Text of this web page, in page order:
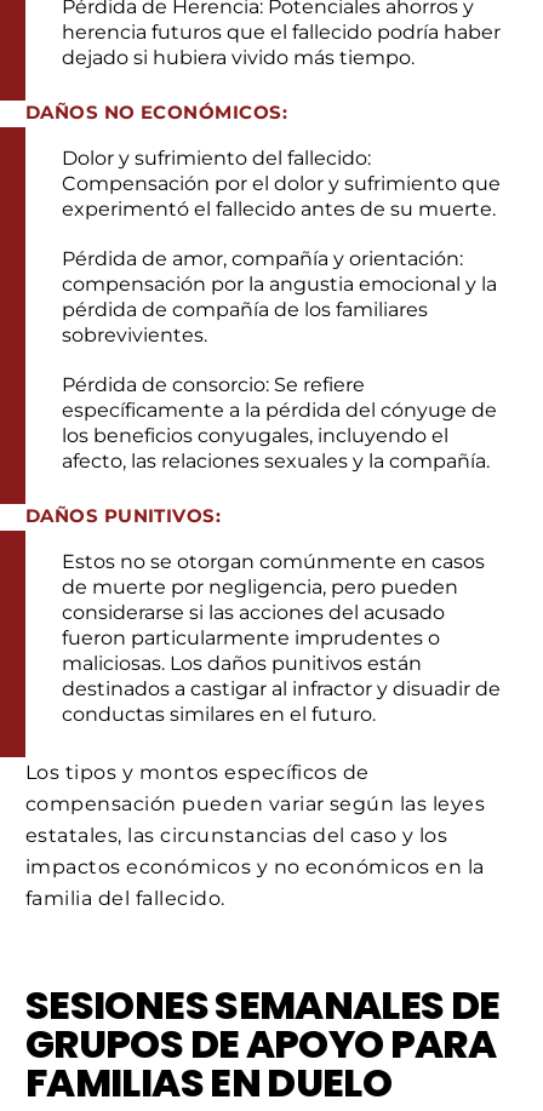
Pérdida de Herencia: Potenciales ahorros y
herencia futuros que el fallecido podría haber
dejado si hubiera vivido más tiempo.
DAÑOS NO ECONÓMICOS:
Dolor y sufrimiento del fallecido:
Compensación por el dolor y sufrimiento que
experimentó el fallecido antes de su muerte.
Pérdida de amor, compañía y orientación:
compensación por la angustia emocional y la
pérdida de compañía de los familiares
sobrevivientes.
Pérdida de consorcio: Se refiere
específicamente a la pérdida del cónyuge de
los beneficios conyugales, incluyendo el
afecto, las relaciones sexuales y la compañía.
DAÑOS PUNITIVOS:
Estos no se otorgan comúnmente en casos
de muerte por negligencia, pero pueden
considerarse si las acciones del acusado
fueron particularmente imprudentes o
maliciosas. Los daños punitivos están
destinados a castigar al infractor y disuadir de
conductas similares en el futuro.
Los tipos y montos específicos de
compensación pueden variar según las leyes
estatales, las circunstancias del caso y los
impactos económicos y no económicos en la
familia del fallecido.
SESIONES SEMANALES DE
GRUPOS DE APOYO PARA
FAMILIAS EN DUELO